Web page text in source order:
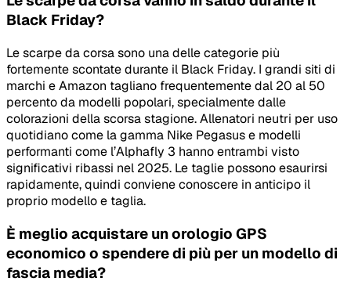
Black Friday?
Le scarpe da corsa sono una delle categorie più
fortemente scontate durante il Black Friday. I grandi siti di
marchi e Amazon tagliano frequentemente dal 20 al 50
percento da modelli popolari, specialmente dalle
colorazioni della scorsa stagione. Allenatori neutri per uso
quotidiano come la gamma Nike Pegasus e modelli
performanti come l’Alphafly 3 hanno entrambi visto
significativi ribassi nel 2025. Le taglie possono esaurirsi
rapidamente, quindi conviene conoscere in anticipo il
proprio modello e taglia.
È meglio acquistare un orologio GPS
economico o spendere di più per un modello di
fascia media?